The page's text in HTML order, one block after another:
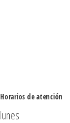
Horarios de atención
lunes